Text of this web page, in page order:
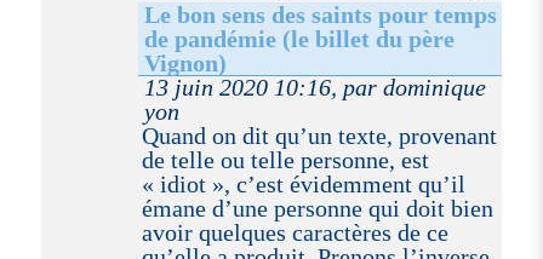
Le bon sens des saints pour temps
de pandémie (le billet du père
Vignon)
13 juin 2020 10:16, par dominique
yon
Quand on dit qu’un texte, provenant
de telle ou telle personne, est
« idiot », c’est évidemment qu’il
émane d’une personne qui doit bien
avoir quelques caractères de ce